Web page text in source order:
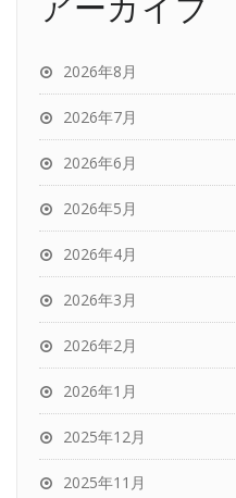
2026年8月
2026年7月
2026年6月
2026年5月
2026年4月
2026年3月
2026年2月
2026年1月
2025年12月
2025年11月